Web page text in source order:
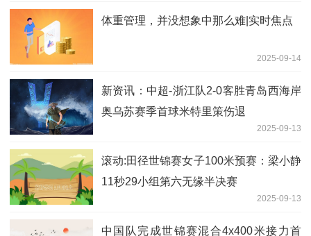
体重管理，并没想象中那么难|实时焦点
2025-09-14
新资讯：中超-浙江队2-0客胜青岛西海岸
奥乌苏赛季首球米特里策伤退
2025-09-13
滚动:田径世锦赛女子100米预赛：梁小静
11秒29小组第六无缘半决赛
2025-09-13
中国队完成世锦赛混合4x400米接力首